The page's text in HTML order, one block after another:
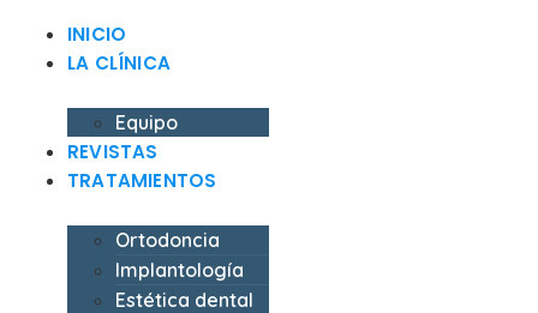
INICIO
LA CLÍNICA
Equipo
REVISTAS
TRATAMIENTOS
Ortodoncia
Implantología
Estética dental